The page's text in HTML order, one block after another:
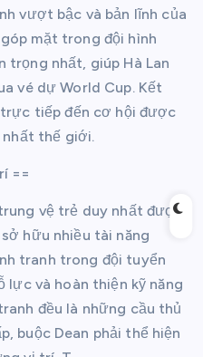
vượt bậc và bản lĩnh của
mặt trong đội hình
trọng nhất, giúp Hà Lan
vé dự World Cup. Kết
tiếp đến cơ hội được
nhất thế giới.
==
vệ trẻ duy nhất được
hữu nhiều tài năng
tranh trong đội tuyển
lực và hoàn thiện kỹ năng
đều là những cầu thủ
buộc Dean phải thể hiện